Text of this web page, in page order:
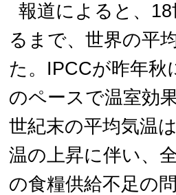
報道によると、
るまで、世界の平
た。IPCCが昨年秋
のペースで温室効
世紀末の平均気温
温の上昇に伴い、
の食糧供給不足の